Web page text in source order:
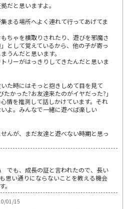
だと思いますよ。
まる場所へよく連れて行ってあげてま
ちゃを横取りされたり、遊びを邪魔さ
として覚えているから、他の子が寄っ
うんだと思います。
リーがはっきりしてきたんだと思いま
た時にはそっと抱きしめて目を見て
たかった?お友達来たのがイヤだった?」
情を推測して話しかけています。それ
よ。みんなで一緒に遊べば楽しい
んが、まだ友達と遊べない時期と思っ
でも、成長の証と言われたので、長い
思い通りにならないことを教える機会
。
01/15